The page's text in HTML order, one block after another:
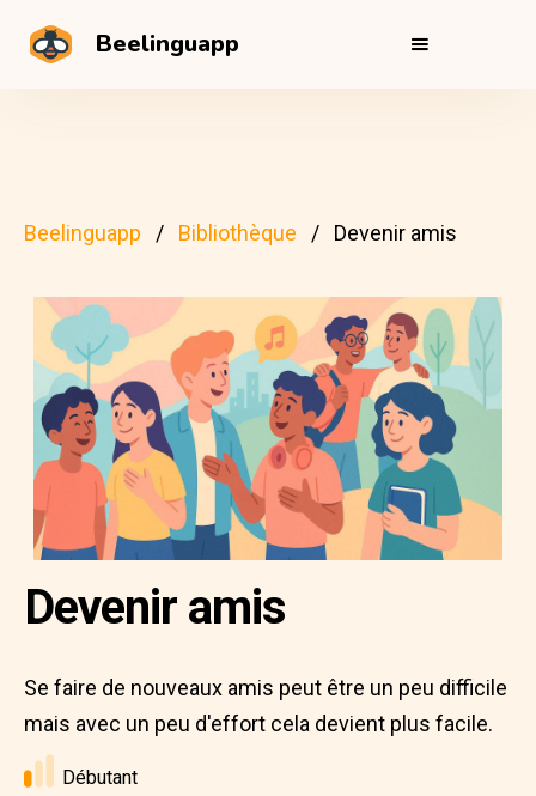
Beelinguapp
Beelinguapp Bibliothèque Devenir amis
Devenir amis
Se faire de nouveaux amis peut être un peu difficile
mais avec un peu d'effort cela devient plus facile.
Débutant